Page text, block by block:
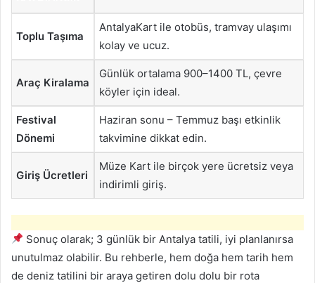
Toplu Taşıma
AntalyaKart ile otobüs, tramvay ulaşımı
kolay ve ucuz.
Araç Kiralama
Günlük ortalama 900–1400 TL, çevre
köyler için ideal.
Festival
Dönemi
Haziran sonu – Temmuz başı etkinlik
takvimine dikkat edin.
Giriş Ücretleri
Müze Kart ile birçok yere ücretsiz veya
indirimli giriş.
Sonuç olarak; 3 günlük bir Antalya tatili, iyi planlanırsa
unutulmaz olabilir. Bu rehberle, hem doğa hem tarih hem
de deniz tatilini bir araya getiren dolu dolu bir rota